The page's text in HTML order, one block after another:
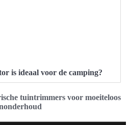
is ideaal voor de camping?
tuintrimmers voor moeiteloos